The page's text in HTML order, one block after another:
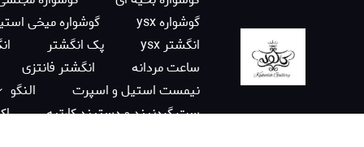
گوشواره ysx
گوشواره میخی
انگشتر ysx
پک انگشتر
ساعت مردانه
انگشتر فانتزی
نیمست استیل و اسپرت
النگو
ست گردنبند و دستبند کارتیه